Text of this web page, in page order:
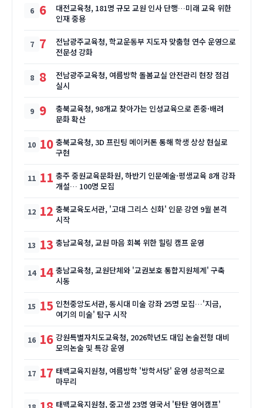
6
대전교육청, 181명 규모 교원 인사 단행…미래 교육 위한
인재 중용
7
전남광주교육청, 학교운동부 지도자 맞춤형 연수 운영으로
전문성 강화
8
전남광주교육청, 여름방학 돌봄교실 안전관리 현장 점검
실시
9
충북교육청, 98개교 찾아가는 인성교육으로 존중·배려
문화 확산
10 충북교육청, 3D 프린팅 메이커톤 통해 학생 상상 현실로
구현
11 충주 중원교육문화원, 하반기 인문예술·평생교육 8개 강좌
개설… 100명 모집
12 충북교육도서관, '고대 그리스 신화' 인문 강연 9월 본격
시작
13 충남교육청, 교원 마음 회복 위한 힐링 캠프 운영
14 충남교육청, 교원단체와 '교권보호 통합지원체계' 구축
시동
15 인천중앙도서관, 동시대 미술 강좌 25명 모집…'지금,
여기의 미술' 탐구 시작
16 강원특별자치도교육청, 2026학년도 대입 논술전형 대비
모의논술 및 특강 운영
17 태백교육지원청, 여름방학 '방학서당' 운영 성공적으로
마무리
태백교육지원청, 중고생 23명 영국서 '탄탄 영어캠프'